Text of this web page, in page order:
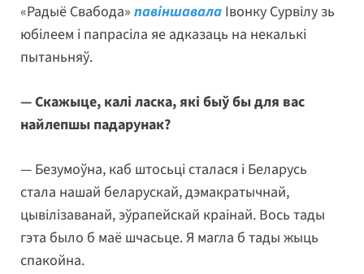
«Радыё Свабода» павіншавала Івонку Сурвілу зь
юбілеем і папрасіла яе адказаць на некалькі
пытаньняў.
— Скажыце, калі ласка, які быў бы для вас
найлепшы падарунак?
— Безумоўна, каб штосьці сталася і Беларусь
стала нашай беларускай, дэмакратычнай,
цывілізаванай, эўрапейскай краінай. Вось тады
гэта было б маё шчасьце. Я магла б тады жыць
спакойна.